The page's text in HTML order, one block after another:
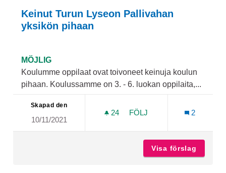
Keinut Turun Lyseon Pallivahan
yksikön pihaan
MÖJLIG
Koulumme oppilaat ovat toivoneet keinuja koulun
pihaan. Koulussamme on 3. - 6. luokan oppilaita,...
Skapad den
10/11/2021
24 24 FÖLJARE
FÖLJ
2
Visa förslag